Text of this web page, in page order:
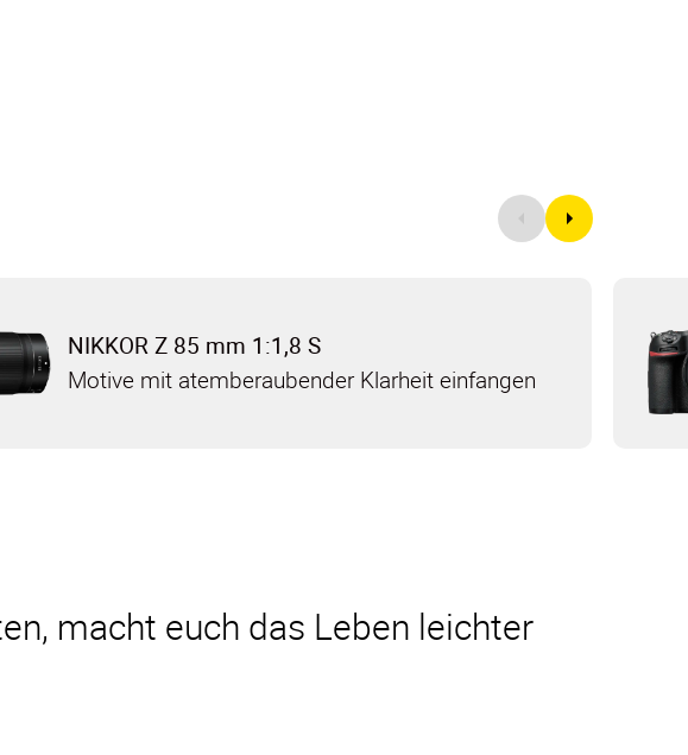
macht euch das Leben leichter
NIKKOR Z 85 mm 1:1,8 S
Motive mit atemberaubender Klarheit einfangen